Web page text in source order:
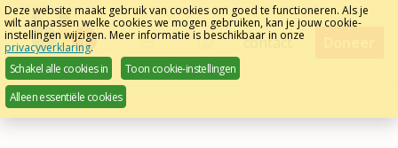
Sla
links
over
Direct
naar
Menu
Nederlands
contact
Deze website maakt gebruik van cookies om goed te functioneren. Als je
wilt aanpassen welke cookies we mogen gebruiken, kan je jouw cookie-
instellingen wijzigen. Meer informatie is beschikbaar in onze
privacyverklaring.
Schakel alle cookies in
Toon cookie-instellingen
Alleen essentiële cookies